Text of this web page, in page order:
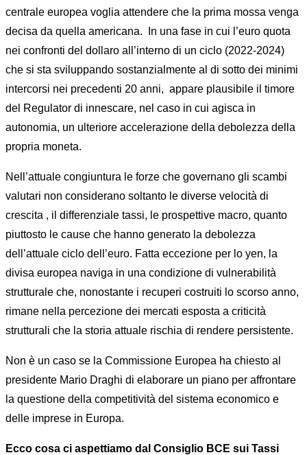
centrale europea voglia attendere che la prima mossa venga
decisa da quella americana. In una fase in cui l’euro quota
nei confronti del dollaro all’interno di un ciclo (2022-2024)
che si sta sviluppando sostanzialmente al di sotto dei minimi
intercorsi nei precedenti 20 anni, appare plausibile il timore
del Regulator di innescare, nel caso in cui agisca in
autonomia, un ulteriore accelerazione della debolezza della
propria moneta.
Nell’attuale congiuntura le forze che governano gli scambi
valutari non considerano soltanto le diverse velocità di
crescita , il differenziale tassi, le prospettive macro, quanto
piuttosto le cause che hanno generato la debolezza
dell’attuale ciclo dell’euro. Fatta eccezione per lo yen, la
divisa europea naviga in una condizione di vulnerabilità
strutturale che, nonostante i recuperi costruiti lo scorso anno,
rimane nella percezione dei mercati esposta a criticità
strutturali che la storia attuale rischia di rendere persistente.
Non è un caso se la Commissione Europea ha chiesto al
presidente Mario Draghi di elaborare un piano per affrontare
la questione della competitività del sistema economico e
delle imprese in Europa.
Ecco cosa ci aspettiamo dal Consiglio BCE sui Tassi